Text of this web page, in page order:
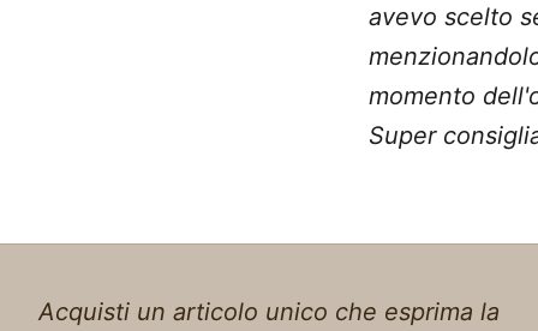
avevo scelto
momento
Super
Acquisti un articolo unico che esprima la